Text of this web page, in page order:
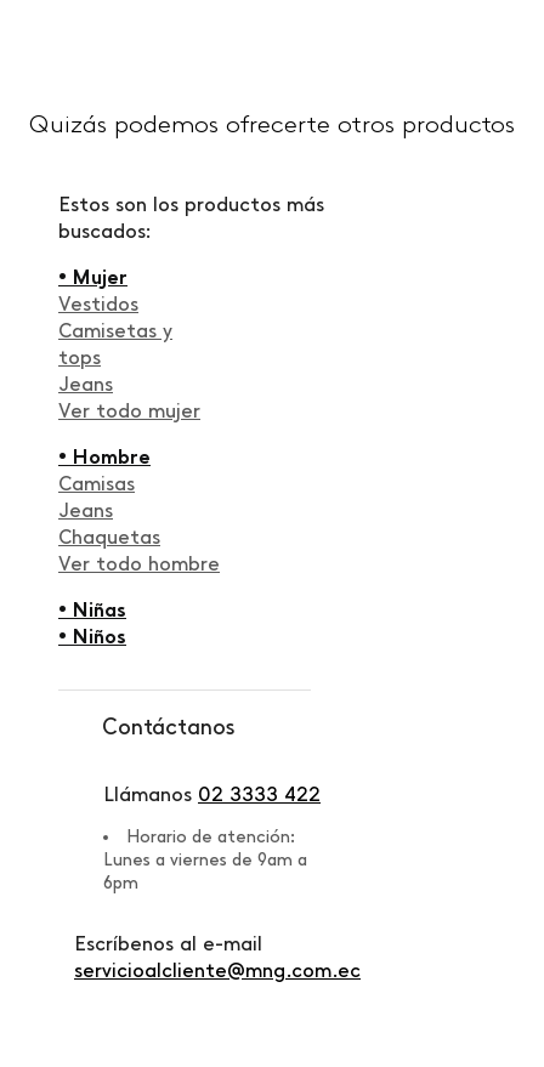
Quizás podemos ofrecerte otros productos
Estos son los productos más
buscados:
• Mujer
Vestidos
Camisetas y
tops
Jeans
Ver todo mujer
• Hombre
Camisas
Jeans
Chaquetas
Ver todo hombre
• Niñas
• Niños
Contáctanos
Llámanos 02 3333 422
Horario de atención:
Lunes a viernes de 9am a
6pm
Escríbenos al e-mail
servicioalcliente@mng.com.ec